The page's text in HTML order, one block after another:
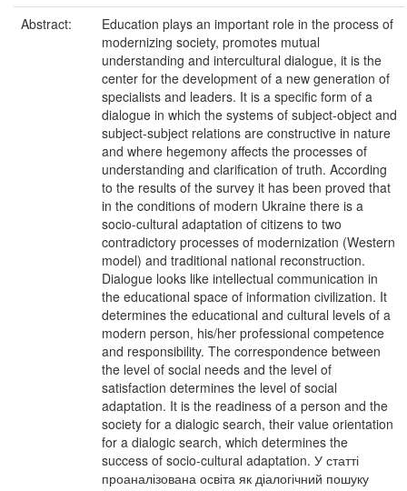
Abstract:
Education plays an important role in the process of
modernizing society, promotes mutual
understanding and intercultural dialogue, it is the
center for the development of a new generation of
specialists and leaders. It is a specific form of a
dialogue in which the systems of subject-object and
subject-subject relations are constructive in nature
and where hegemony affects the processes of
understanding and clarification of truth. According
to the results of the survey it has been proved that
in the conditions of modern Ukraine there is a
socio-cultural adaptation of citizens to two
contradictory processes of modernization (Western
model) and traditional national reconstruction.
Dialogue looks like intellectual communication in
the educational space of information civilization. It
determines the educational and cultural levels of a
modern person, his/her professional competence
and responsibility. The correspondence between
the level of social needs and the level of
satisfaction determines the level of social
adaptation. It is the readiness of a person and the
society for a dialogic search, their value orientation
for a dialogic search, which determines the
success of socio-cultural adaptation. У статті
проаналізована освіта як діалогічний пошуку